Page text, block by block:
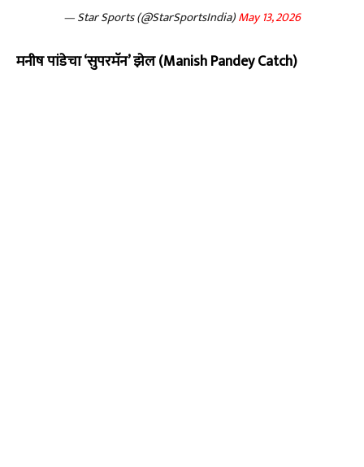
— Star Sports (@StarSportsIndia)May 13, 2026
मनीष पांडेचा ‘सुपरमॅन’ झेल (Manish Pandey Catch)